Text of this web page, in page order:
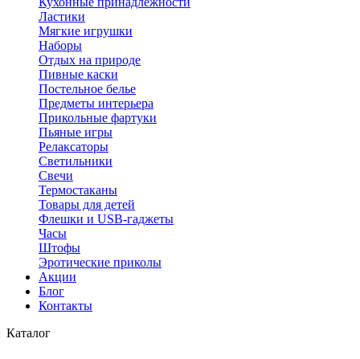
Ластики
Мягкие игрушки
Наборы
Отдых на природе
Пивные каски
Постельное белье
Предметы интерьера
Прикольные фартуки
Пьяные игры
Релаксаторы
Светильники
Свечи
Термостаканы
Товары для детей
Флешки и USB-гаджеты
Часы
Штофы
Эротические приколы
Акции
Блог
Контакты
Каталог